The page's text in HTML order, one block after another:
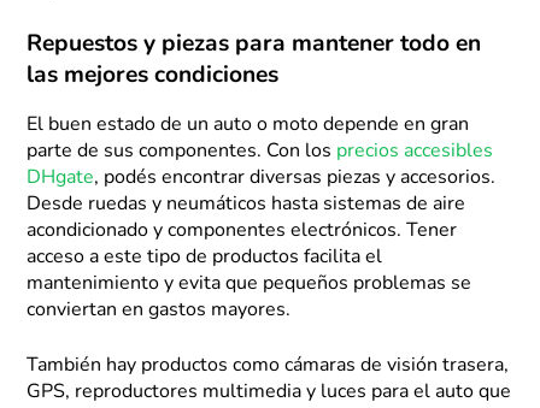
Repuestos y piezas para mantener todo en
las mejores condiciones
El buen estado de un auto o moto depende en gran
parte de sus componentes. Con los precios accesibles
DHgate, podés encontrar diversas piezas y accesorios.
Desde ruedas y neumáticos hasta sistemas de aire
acondicionado y componentes electrónicos. Tener
acceso a este tipo de productos facilita el
mantenimiento y evita que pequeños problemas se
conviertan en gastos mayores.
También hay productos como cámaras de visión trasera,
GPS, reproductores multimedia y luces para el auto que